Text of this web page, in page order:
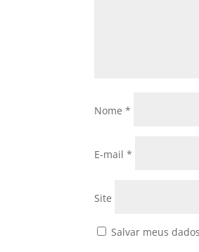
Nome*
E-mail*
Site
Salvar meus